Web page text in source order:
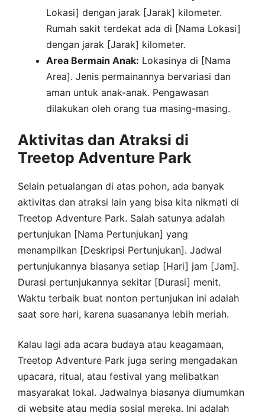
Lokasi] dengan jarak [Jarak] kilometer.
Rumah sakit terdekat ada di [Nama Lokasi]
dengan jarak [Jarak] kilometer.
Area Bermain Anak: Lokasinya di [Nama
Area]. Jenis permainannya bervariasi dan
aman untuk anak-anak. Pengawasan
dilakukan oleh orang tua masing-masing.
Aktivitas dan Atraksi di
Treetop Adventure Park
Selain petualangan di atas pohon, ada banyak
aktivitas dan atraksi lain yang bisa kita nikmati di
Treetop Adventure Park. Salah satunya adalah
pertunjukan [Nama Pertunjukan] yang
menampilkan [Deskripsi Pertunjukan]. Jadwal
pertunjukannya biasanya setiap [Hari] jam [Jam].
Durasi pertunjukannya sekitar [Durasi] menit.
Waktu terbaik buat nonton pertunjukan ini adalah
saat sore hari, karena suasananya lebih meriah.
Kalau lagi ada acara budaya atau keagamaan,
Treetop Adventure Park juga sering mengadakan
upacara, ritual, atau festival yang melibatkan
masyarakat lokal. Jadwalnya biasanya diumumkan
di website atau media sosial mereka. Ini adalah